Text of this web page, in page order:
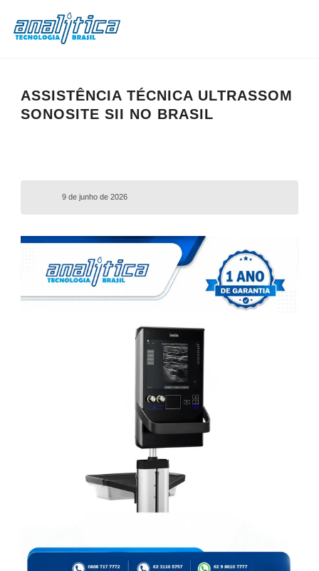
ASSISTÊNCIA TÉCNICA ULTRASSOM
SONOSITE SII NO BRASIL
9 de junho de 2026